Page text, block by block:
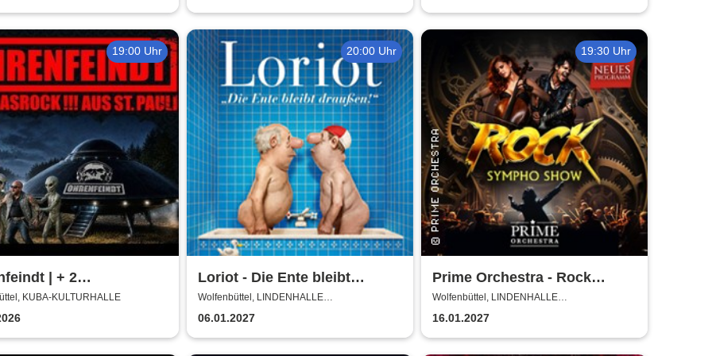
Tournee
19:00 Uhr
| + 2
KUBA-KULTURHALLE
20:00 Uhr
Loriot - Die Ente bleibt
draußen!
Wolfenbüttel, LINDENHALLE
WOLFENBÜTTEL
06.01.2027
19:30 Uhr
Prime Orchestra - Rock
Sympho Show
Wolfenbüttel, LINDENHALLE
WOLFENBÜTTEL
16.01.2027